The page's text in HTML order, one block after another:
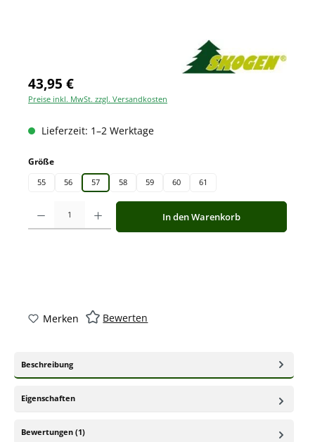
43,95 €
Preise inkl. MwSt. zzgl. Versandkosten
Lieferzeit: 1–2 Werktage
Größeauswählen
55 56 57 58 59 60 61
Produkt Anzahl: Gib den gewünschten Wert ein oder benutze die
In den Warenkorb
Merken Bewerten
Beschreibung
Eigenschaften
Bewertungen (1)